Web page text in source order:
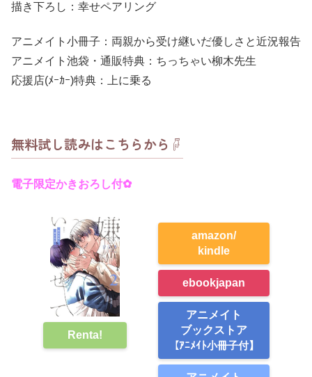
描き下ろし：幸せペアリング
アニメイト小冊子：両親から受け継いだ優しさと近況報告
アニメイト池袋・通販特典：ちっちゃい柳木先生
応援店(ﾒｰｶｰ)特典：上に乗る
無料試し読みはこちらから☟
電子限定かきおろし付✿
Renta!
amazon/
kindle
ebookjapan
アニメイト
ブックストア
【ｱﾆﾒｲﾄ小冊子付】